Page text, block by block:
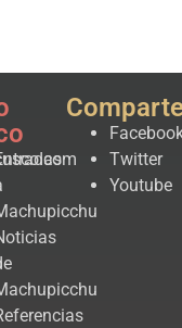
Twitter
Youtube